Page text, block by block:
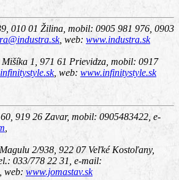
010 01 Žilina , mobil: 0905 981 976, 0903
, web: www.industra.sk
Mišíka 1, 971 61 Prievidza , mobil: 0917
, web: www.infinitystyle.sk
919 26 Zavar, mobil: 0905483422, e-
2/938, 922 07 Veľké Kostoľany,
033/778 22 31, e-mail:
, web: www.jomastav.sk